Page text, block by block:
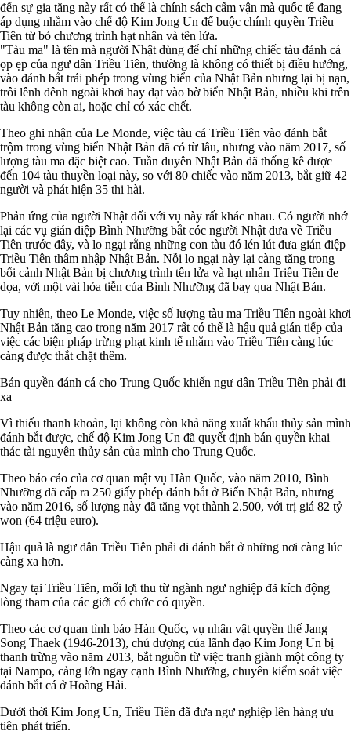
đến sự gia tăng này rất có thể là chính sách cấm vận mà quốc tế đang
áp dụng nhắm vào chế độ Kim Jong Un để buộc chính quyền Triều
Tiên từ bỏ chương trình hạt nhân và tên lửa.
"Tàu ma" là tên mà người Nhật dùng để chỉ những chiếc tàu đánh cá
ọp ẹp của ngư dân Triều Tiên, thường là không có thiết bị điều hướng,
vào đánh bắt trái phép trong vùng biển của Nhật Bản nhưng lại bị nạn,
trôi lênh đênh ngoài khơi hay dạt vào bờ biển Nhật Bản, nhiều khi trên
tàu không còn ai, hoặc chỉ có xác chết.
Theo ghi nhận của Le Monde, việc tàu cá Triều Tiên vào đánh bắt
trộm trong vùng biển Nhật Bản đã có từ lâu, nhưng vào năm 2017, số
lượng tàu ma đặc biệt cao. Tuần duyên Nhật Bản đã thống kê được
đến 104 tàu thuyền loại này, so với 80 chiếc vào năm 2013, bắt giữ 42
người và phát hiện 35 thi hài.
Phản ứng của người Nhật đối với vụ này rất khác nhau. Có người nhớ
lại các vụ gián điệp Bình Nhưỡng bắt cóc người Nhật đưa về Triều
Tiên trước đây, và lo ngại rằng những con tàu đó lén lút đưa gián điệp
Triều Tiên thâm nhập Nhật Bản. Nỗi lo ngại này lại càng tăng trong
bối cảnh Nhật Bản bị chương trình tên lửa và hạt nhân Triều Tiên đe
dọa, với một vài hỏa tiễn của Bình Nhưỡng đã bay qua Nhật Bản.
Tuy nhiên, theo Le Monde, việc số lượng tàu ma Triều Tiên ngoài khơi
Nhật Bản tăng cao trong năm 2017 rất có thể là hậu quả gián tiếp của
việc các biện pháp trừng phạt kinh tế nhắm vào Triều Tiên càng lúc
càng được thắt chặt thêm.
Bán quyền đánh cá cho Trung Quốc khiến ngư dân Triều Tiên phải đi
xa
Vì thiếu thanh khoản, lại không còn khả năng xuất khẩu thủy sản mình
đánh bắt được, chế độ Kim Jong Un đã quyết định bán quyền khai
thác tài nguyên thủy sản của mình cho Trung Quốc.
Theo báo cáo của cơ quan mật vụ Hàn Quốc, vào năm 2010, Bình
Nhưỡng đã cấp ra 250 giấy phép đánh bắt ở Biển Nhật Bản, nhưng
vào năm 2016, số lượng này đã tăng vọt thành 2.500, với trị giá 82 tỷ
won (64 triệu euro).
Hậu quả là ngư dân Triều Tiên phải đi đánh bắt ở những nơi càng lúc
càng xa hơn.
Ngay tại Triều Tiên, mối lợi thu từ ngành ngư nghiệp đã kích động
lòng tham của các giới có chức có quyền.
Theo các cơ quan tình báo Hàn Quốc, vụ nhân vật quyền thế Jang
Song Thaek (1946-2013), chú dượng của lãnh đạo Kim Jong Un bị
thanh trừng vào năm 2013, bắt nguồn từ việc tranh giành một công ty
tại Nampo, cảng lớn ngay cạnh Bình Nhưỡng, chuyên kiểm soát việc
đánh bắt cá ở Hoàng Hải.
Dưới thời Kim Jong Un, Triều Tiên đã đưa ngư nghiệp lên hàng ưu
tiên phát triển.